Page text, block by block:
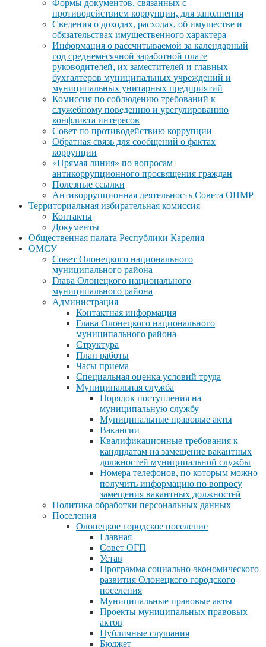
Формы документов, связанных с
противодействием коррупции, для заполнения
Сведения о доходах, расходах, об имуществе и
обязательствах имущественного характера
Информация о рассчитываемой за календарный
год среднемесячной заработной плате
руководителей, их заместителей и главных
бухгалтеров муниципальных учреждений и
муниципальных унитарных предприятий
Комиссия по соблюдению требований к
служебному поведению и урегулированию
конфликта интересов
Совет по противодействию коррупции
Обратная связь для сообщений о фактах
коррупции
«Прямая линия» по вопросам
антикоррупционного просвящения граждан
Полезные ссылки
Антикоррупционная деятельность Совета ОНМР
Территориальная избирательная комиссия
Контакты
Документы
Общественная палата Республики Карелия
ОМСУ
Совет Олонецкого национального
муниципального района
Глава Олонецкого национального
муниципального района
Администрация
Контактная информация
Глава Олонецкого национального
муниципального района
Структура
План работы
Часы приема
Специальная оценка условий труда
Муниципальная служба
Порядок поступления на
муниципальную службу
Муниципальные правовые акты
Вакансии
Квалификационные требования к
кандидатам на замещение вакантных
должностей муниципальной службы
Номера телефонов, по которым можно
получить информацию по вопросу
замещения вакантных должностей
Политика обработки персональных данных
Поселения
Олонецкое городское поселение
Главная
Совет ОГП
Устав
Программа социально-экономического
развития Олонецкого городского
поселения
Муниципальные правовые акты
Проекты муниципальных правовых
актов
Публичные слушания
Бюджет